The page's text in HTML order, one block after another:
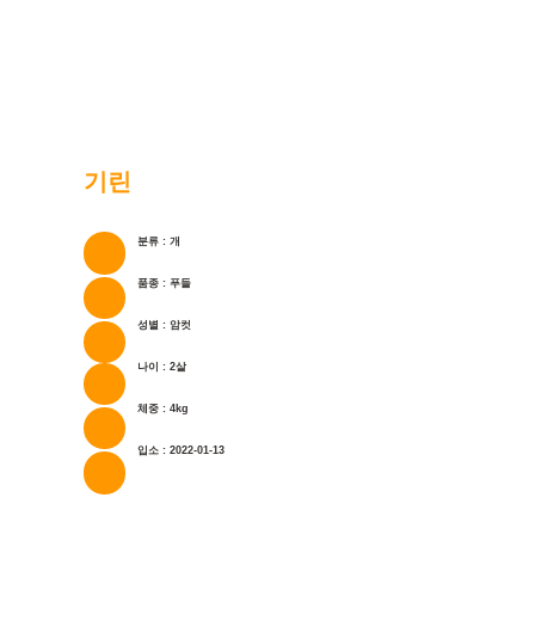
기린
분류 : 개
품종 : 푸들
성별 : 암컷
나이 : 2살
체중 : 4kg
입소 : 2022-01-13